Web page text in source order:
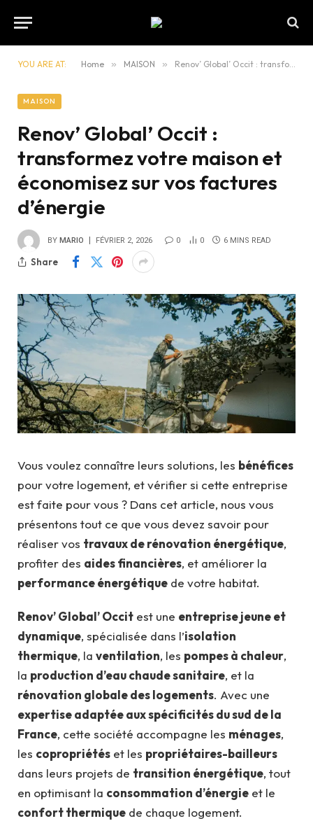
YOU ARE AT: Home » MAISON » Renov’ Global’ Occit : transformez votre maison et économisez sur vos factures d’énergie
MAISON
Renov’ Global’ Occit :
transformez votre maison et
économisez sur vos factures
d’énergie
BY MARIO FÉVRIER 2, 2026 0 0 6 MINS READ
Share
Vous voulez connaître leurs solutions, les bénéfices
pour votre logement, et vérifier si cette entreprise
est faite pour vous ? Dans cet article, nous vous
présentons tout ce que vous devez savoir pour
réaliser vos travaux de rénovation énergétique,
profiter des aides financières, et améliorer la
performance énergétique de votre habitat.
Renov’ Global’ Occit est une entreprise jeune et
dynamique, spécialisée dans l’isolation
thermique, la ventilation, les pompes à chaleur,
la production d’eau chaude sanitaire, et la
rénovation globale des logements. Avec une
expertise adaptée aux spécificités du sud de la
France, cette société accompagne les ménages,
les copropriétés et les propriétaires-bailleurs
dans leurs projets de transition énergétique, tout
en optimisant la consommation d’énergie et le
confort thermique de chaque logement.